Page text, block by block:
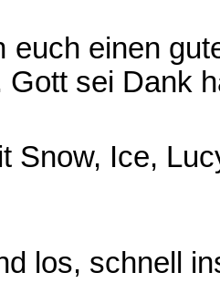
euch einen
Gott sei Dank
Snow, Ice,
los, schnell